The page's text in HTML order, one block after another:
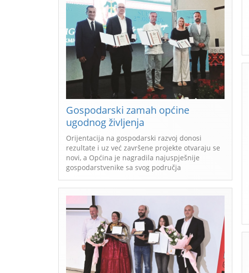
Gospodarski zamah općine
ugodnog življenja
Orijentacija na gospodarski razvoj donosi
rezultate i uz već završene projekte otvaraju se
novi, a Općina je nagradila najuspješnije
gospodarstvenike sa svog područja